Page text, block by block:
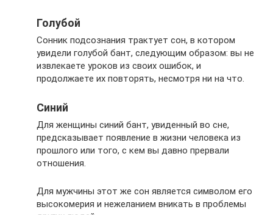
Голубой
Сонник подсознания трактует сон, в котором
увидели голубой бант, следующим образом: вы не
извлекаете уроков из своих ошибок, и
продолжаете их повторять, несмотря ни на что.
Синий
Для женщины синий бант, увиденный во сне,
предсказывает появление в жизни человека из
прошлого или того, с кем вы давно прервали
отношения.
Для мужчины этот же сон является символом его
высокомерия и нежеланием вникать в проблемы